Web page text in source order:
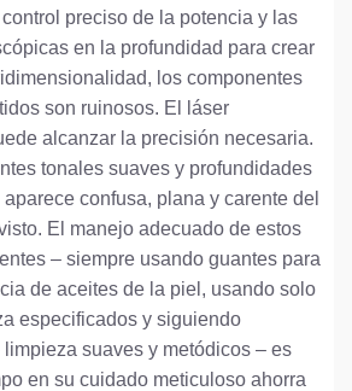
preciso de la potencia y las
en la profundidad para crear
los componentes
son ruinosos. El láser
alcanzar la precisión necesaria.
tonales suaves y profundidades
confusa, plana y carente del
El manejo adecuado de estos
– siempre usando guantes para
de aceites de la piel, usando solo
especificados y siguiendo
suaves y metódicos – es
en su cuidado meticuloso ahorra